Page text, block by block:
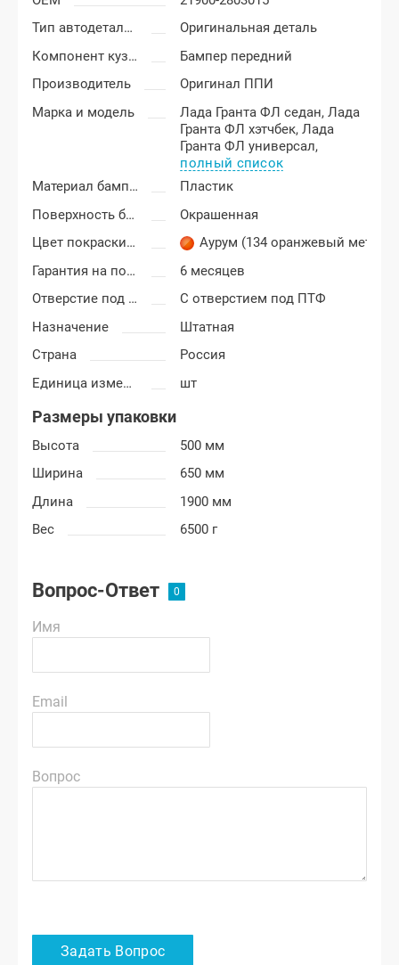
Тип автодеталей
Оригинальная деталь
Компонент кузова
Бампер передний
Производитель
Оригинал ППИ
Марка и модель
Лада Гранта ФЛ седан,Лада
Гранта ФЛ хэтчбек,Лада
Гранта ФЛ универсал,
полный список
Материал бампера
Пластик
Поверхность бампера
Окрашенная
Цвет покраски Лада Гранта ФЛ (FL)
Аурум (134 оранжевый
Гарантия на покраску
6 месяцев
Отверстие под ПТФ
С отверстием под ПТФ
Назначение
Штатная
Страна
Россия
Единица измерения
шт
Размеры упаковки
Высота
500 мм
Ширина
650 мм
Длина
1900 мм
Вес
6500 г
Вопрос-Ответ
Имя
Email
Вопрос